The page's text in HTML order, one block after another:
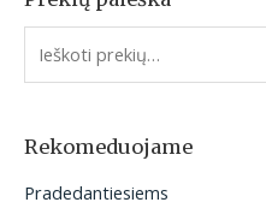
e
o
Rekomeduojame
Pradedantiesiems